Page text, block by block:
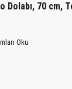
Dolabı, 70 cm,
Oku